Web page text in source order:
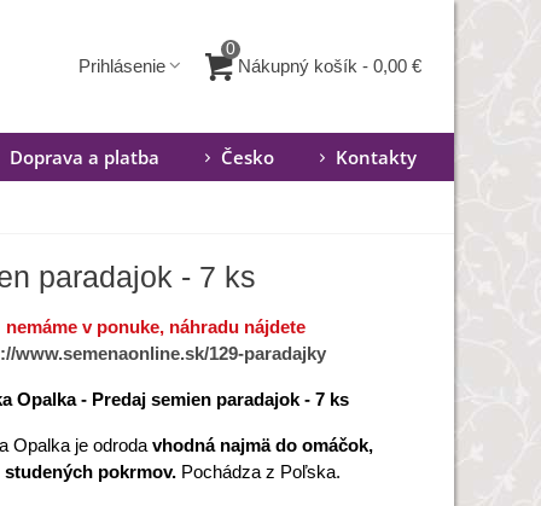
Prihlásenie
0
Nákupný košík - 0,00 €
Doprava a platba Česko Kontakty
paradajok - 7 ks
nemáme v ponuke, náhradu nájdete
www.semenaonline.sk/129-paradajky
Opalka - Predaj semien paradajok - 7 ks
Opalka je odroda vhodná najmä do omáčok,
pokrmov. Pochádza z Poľska.